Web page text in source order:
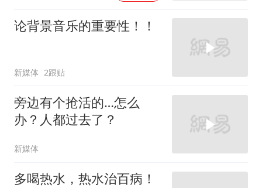
论背景音乐的重要性！！
新媒体 2跟贴
旁边有个抢活的…怎么
办？人都过去了？
新媒体
多喝热水，热水治百病！